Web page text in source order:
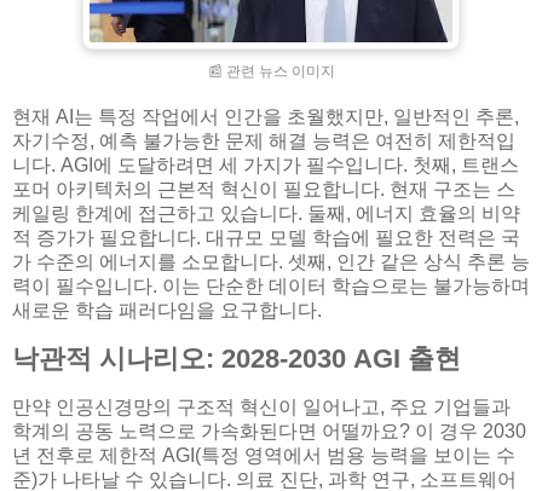
📰 관련 뉴스 이미지
현재 AI는 특정 작업에서 인간을 초월했지만, 일반적인 추론,
자기수정, 예측 불가능한 문제 해결 능력은 여전히 제한적입
니다. AGI에 도달하려면 세 가지가 필수입니다. 첫째, 트랜스
포머 아키텍처의 근본적 혁신이 필요합니다. 현재 구조는 스
케일링 한계에 접근하고 있습니다. 둘째, 에너지 효율의 비약
적 증가가 필요합니다. 대규모 모델 학습에 필요한 전력은 국
가 수준의 에너지를 소모합니다. 셋째, 인간 같은 상식 추론 능
력이 필수입니다. 이는 단순한 데이터 학습으로는 불가능하며
새로운 학습 패러다임을 요구합니다.
낙관적 시나리오: 2028-2030 AGI 출현
만약 인공신경망의 구조적 혁신이 일어나고, 주요 기업들과
학계의 공동 노력으로 가속화된다면 어떨까요? 이 경우 2030
년 전후로 제한적 AGI(특정 영역에서 범용 능력을 보이는 수
준)가 나타날 수 있습니다. 의료 진단, 과학 연구, 소프트웨어